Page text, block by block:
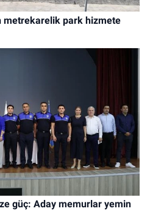
metrekarelik park hizmete
güç: Aday memurlar yemin